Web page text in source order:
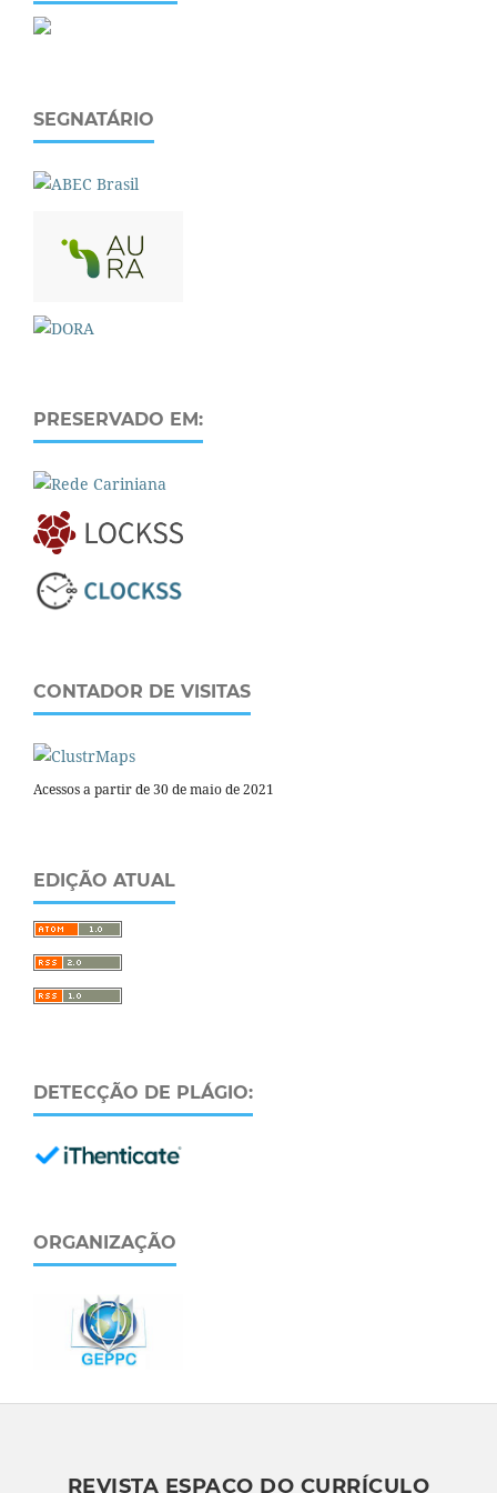
SEGNATÁRIO
PRESERVADO EM:
CONTADOR DE VISITAS
Acessos a partir de 30 de maio de 2021
EDIÇÃO ATUAL
DETECÇÃO DE PLÁGIO:
ORGANIZAÇÃO
REVISTA ESPAÇO DO CURRÍCULO